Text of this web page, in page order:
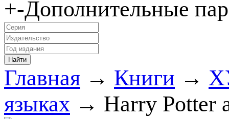
+-Дополнительные
Главная → Книги →
языках → Harry Potter